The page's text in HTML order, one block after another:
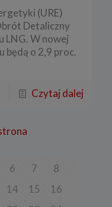
(URE)
Detaliczny
LNG. W nowej
będą o 2,9 proc.
Czytaj dalej
6 7
8
14 15
16